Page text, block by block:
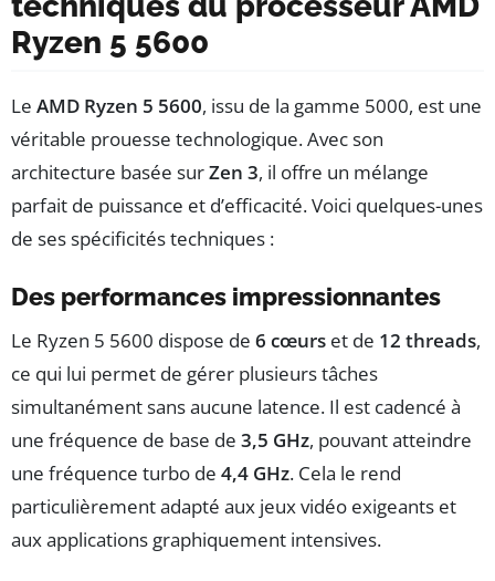
Ryzen 5 5600
Le AMD Ryzen 5 5600, issu de la gamme 5000, est une
véritable prouesse technologique. Avec son
architecture basée surZen 3, il offre un mélange
parfait de puissance et d’efficacité. Voici quelques-unes
de ses spécificités techniques :
Des performances impressionnantes
Le Ryzen 5 5600 dispose de 6 cœurs et de 12 threads,
ce qui lui permet de gérer plusieurs tâches
simultanément sans aucune latence. Il est cadencé à
une fréquence de base de 3,5 GHz, pouvant atteindre
une fréquence turbo de 4,4 GHz. Cela le rend
particulièrement adapté aux jeux vidéo exigeants et
aux applications graphiquement intensives.